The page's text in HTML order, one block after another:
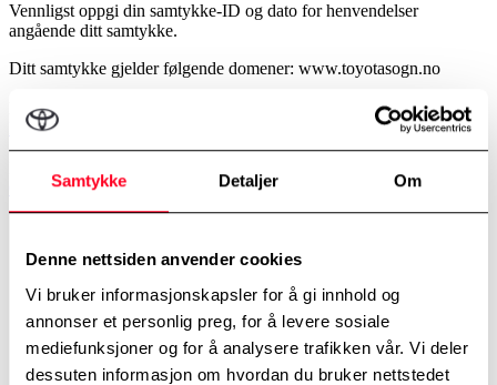
Samtykke Detaljer Om
Denne nettsiden anvender cookies
Vi bruker informasjonskapsler for å gi innhold og
annonser et personlig preg, for å levere sosiale
mediefunksjoner og for å analysere trafikken vår. Vi deler
dessuten informasjon om hvordan du bruker nettstedet
Vennligst oppgi din samtykke-ID og dato for henvendelser
angående ditt samtykke.
Ditt samtykke gjelder følgende domener: www.toyotasogn.no
Din nåværende tilstand: Ikke tillat.
Endre samtykke
Cookiebot:
Nødvendig (6)
Nødvendige cookies bidra til å gjøre en nettside brukbart ved at
grunnleggende funksjoner som side navigasjon og tilgang til sikre
områder av nettstedet. Nettstedet kan ikke fungere optimalt uten
disse informasjonskapslene.